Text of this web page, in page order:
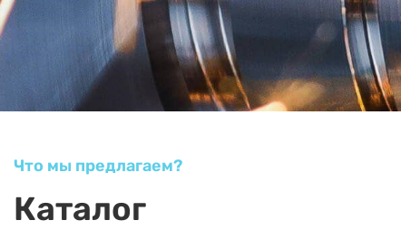
Что мы предлагаем?
Каталог